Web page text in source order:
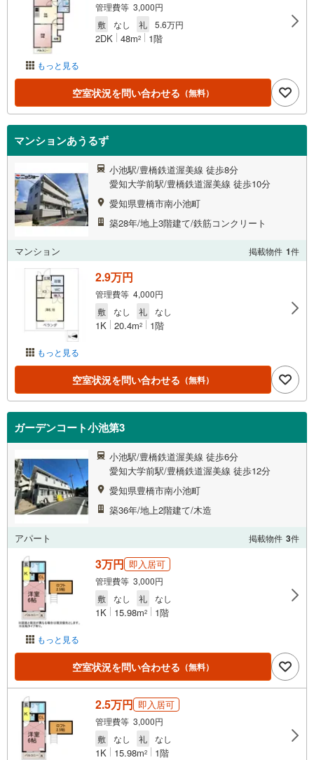
もっと見る
管理費等 3,000円
敷
なし 礼 5.6万円
2DK 48m2 1階
空室状況を問い合わせる （無料）
マンションあうるず
小池駅/豊橋鉄道渥美線 徒歩8分
愛知大学前駅/豊橋鉄道渥美線 徒歩10分
愛知県豊橋市南小池町
築28年/地上3階建て/鉄筋コンクリート
マンション 掲載物件 1件
もっと見る
2.9万円
管理費等 4,000円
敷
なし 礼 なし
1K 20.4m2 1階
空室状況を問い合わせる （無料）
ガーデンコート小池第3
小池駅/豊橋鉄道渥美線 徒歩6分
愛知大学前駅/豊橋鉄道渥美線 徒歩12分
愛知県豊橋市南小池町
築36年/地上2階建て/木造
アパート 掲載物件 3件
もっと見る
3万円 即入居可
管理費等 3,000円
敷
なし 礼 なし
1K 15.98m2 1階
空室状況を問い合わせる （無料）
2.5万円 即入居可
管理費等 3,000円
敷
なし 礼 なし
1K 15.98m2 1階